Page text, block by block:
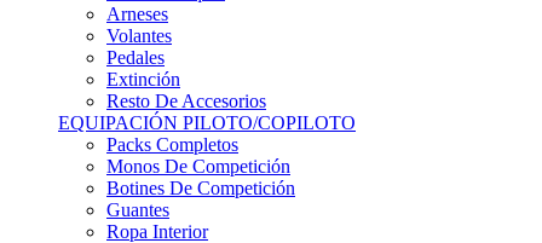
Arneses
Volantes
Pedales
Extinción
Resto De Accesorios
EQUIPACIÓN PILOTO/COPILOTO
Packs Completos
Monos De Competición
Botines De Competición
Guantes
Ropa Interior